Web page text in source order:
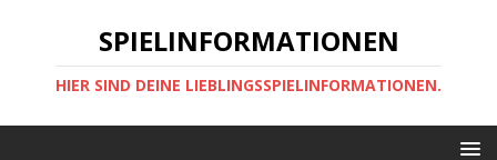
SPIELINFORMATIONEN
HIER SIND DEINE LIEBLINGSSPIELINFORMATIONEN.